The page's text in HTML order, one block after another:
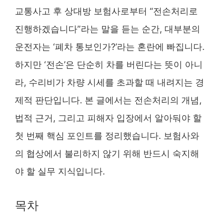
교통사고 후 상대방 보험사로부터 “전손처리로
진행하겠습니다”라는 말을 듣는 순간, 대부분의
운전자는 ‘폐차 통보인가?’라는 혼란에 빠집니다.
하지만 ‘전손’은 단순히 차를 버린다는 뜻이 아니
라, 수리비가 차량 시세를 초과할 때 내려지는 경
제적 판단입니다. 본 글에서는 전손처리의 개념,
법적 근거, 그리고 피해자 입장에서 알아둬야 할
첫 번째 핵심 포인트를 정리했습니다. 보험사와
의 협상에서 불리하지 않기 위해 반드시 숙지해
야 할 실무 지식입니다.
목차